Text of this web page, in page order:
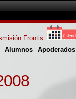
Alumnos Apoderados
Frontis